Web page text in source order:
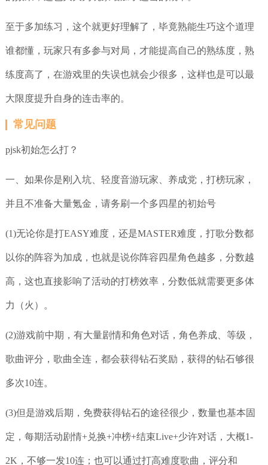
至于多加练习，这个就更好理解了，毕竟熟能生巧这个道理
谁都懂，玩家只有多参与对局，才能提高自己的熟练度，熟
练度高了，在游戏里的失误也就会少很多，这样也是可以最
大限度提升自身的连击率的。
常见问题
pjsk初始怎么打？
一、如果你是刚入坑、轻度音游玩家、养成党，打榜玩家，
并且不准备大量氪金，请务刷一个多四星的初始号
(1)无论你是打EASY难度，还是MASTER难度，打歌分数都
以你的阵容为加成，也就是说你阵容四星角色越多，分数越
高，这也直接影响了活动的打榜效率，分数低就需要更多体
力（火）。
(2)游戏前中期，有大量剧情和角色对话，角色养成、等级，
歌曲评分，歌曲全连，都会获得钻石奖励，获得的钻石够很
多次10连。
(3)但是游戏后期，免费获得钻石的途径很少，数量也基本固
定，每期活动剧情+兑换+冲榜+结束Live+少许对话，大概1-
2K，不够一发10连；也可以通过打高难度歌曲，评分和